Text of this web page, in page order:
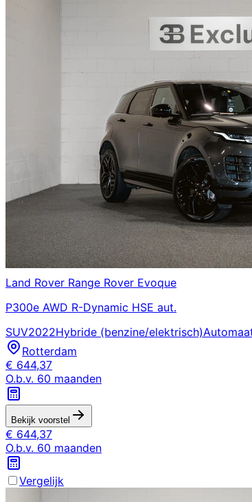
Land Rover Range Rover Evoque
P300e AWD R-Dynamic HSE aut.
SUV2022Hybride (benzine/elektrisch)
Rotterdam
€ 644,37
O.b.v. 60 maanden
Bekijk voorstel
€ 644,37
O.b.v. 60 maanden
Vergelijk